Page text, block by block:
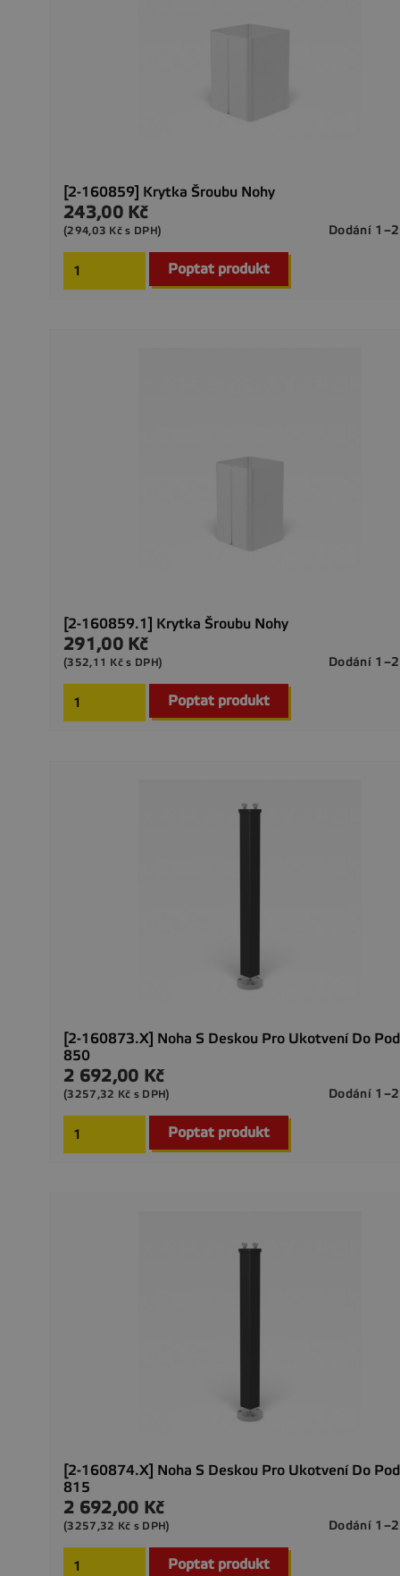
[2-160859] Krytka Šroubu Nohy
Cena
243,00 Kč
Dodání
(294,03 Kč s DPH)
Poptat produkt
[2-160859.1] Krytka Šroubu Nohy
Cena
291,00 Kč
Dodání
(352,11 Kč s DPH)
Poptat produkt
[2-160873.X] Noha S Deskou Pro Ukotvení Do
850
Cena
2 692,00 Kč
Dodání
(3257,32 Kč s DPH)
Poptat produkt
[2-160874.X] Noha S Deskou Pro Ukotvení Do
815
Cena
2 692,00 Kč
Dodání
(3257,32 Kč s DPH)
Poptat produkt